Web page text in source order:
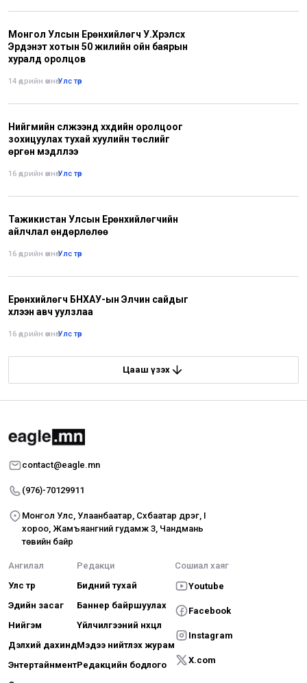
Монгол Улсын Ерөнхийлөгч У.Хүрэлсүх
Эрдэнэт хотын 50 жилийн ойн баярын
хуралд оролцов
14 өдрийн өмнө•Улс төр
Нийгмийн сүлжээнд хүүхдийн оролцоог
зохицуулах тухай хуулийн төслийг
өргөн мэдүүллээ
16 өдрийн өмнө•Улс төр
Тажикистан Улсын Ерөнхийлөгчийн
айлчлал өндөрлөлөө
16 өдрийн өмнө•Улс төр
Ерөнхийлөгч БНХАУ-ын Элчин сайдыг
хүлээн авч уулзлаа
16 өдрийн өмнө•Улс төр
Цааш үзэх
contact@eagle.mn
(976)-70129911
Монгол Улс, Улаанбаатар, Сүхбаатар дүүрэг, I
хороо, Жамъяангүний гудамж 3, Чандмань
төвийн байр
Ангилал
Улс төр
Эдийн засаг
Нийгэм
Дэлхий дахинд
Энтертайнмент
Редакци
Бидний тухай
Баннер байршуулах
Үйлчилгээний нөхцөл
Мэдээ нийтлэх журам
Редакцийн бодлого
Сошиал хаяг
Youtube
Facebook
Instagram
X.com